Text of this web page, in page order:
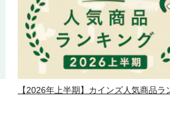
【2026年上半期】カインズ人気商品ラ